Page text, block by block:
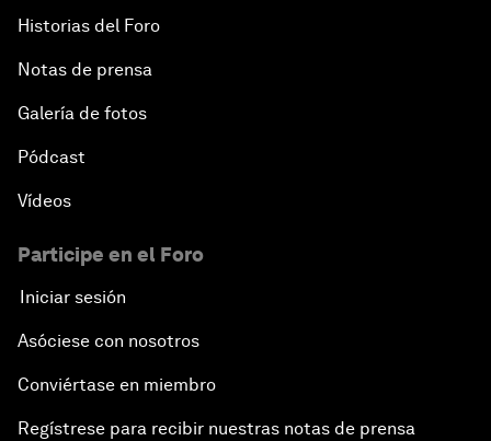
Historias del Foro
Notas de prensa
Galería de fotos
Pódcast
Vídeos
Participe en el Foro
Iniciar sesión
Asóciese con nosotros
Conviértase en miembro
Regístrese para recibir nuestras notas de prensa